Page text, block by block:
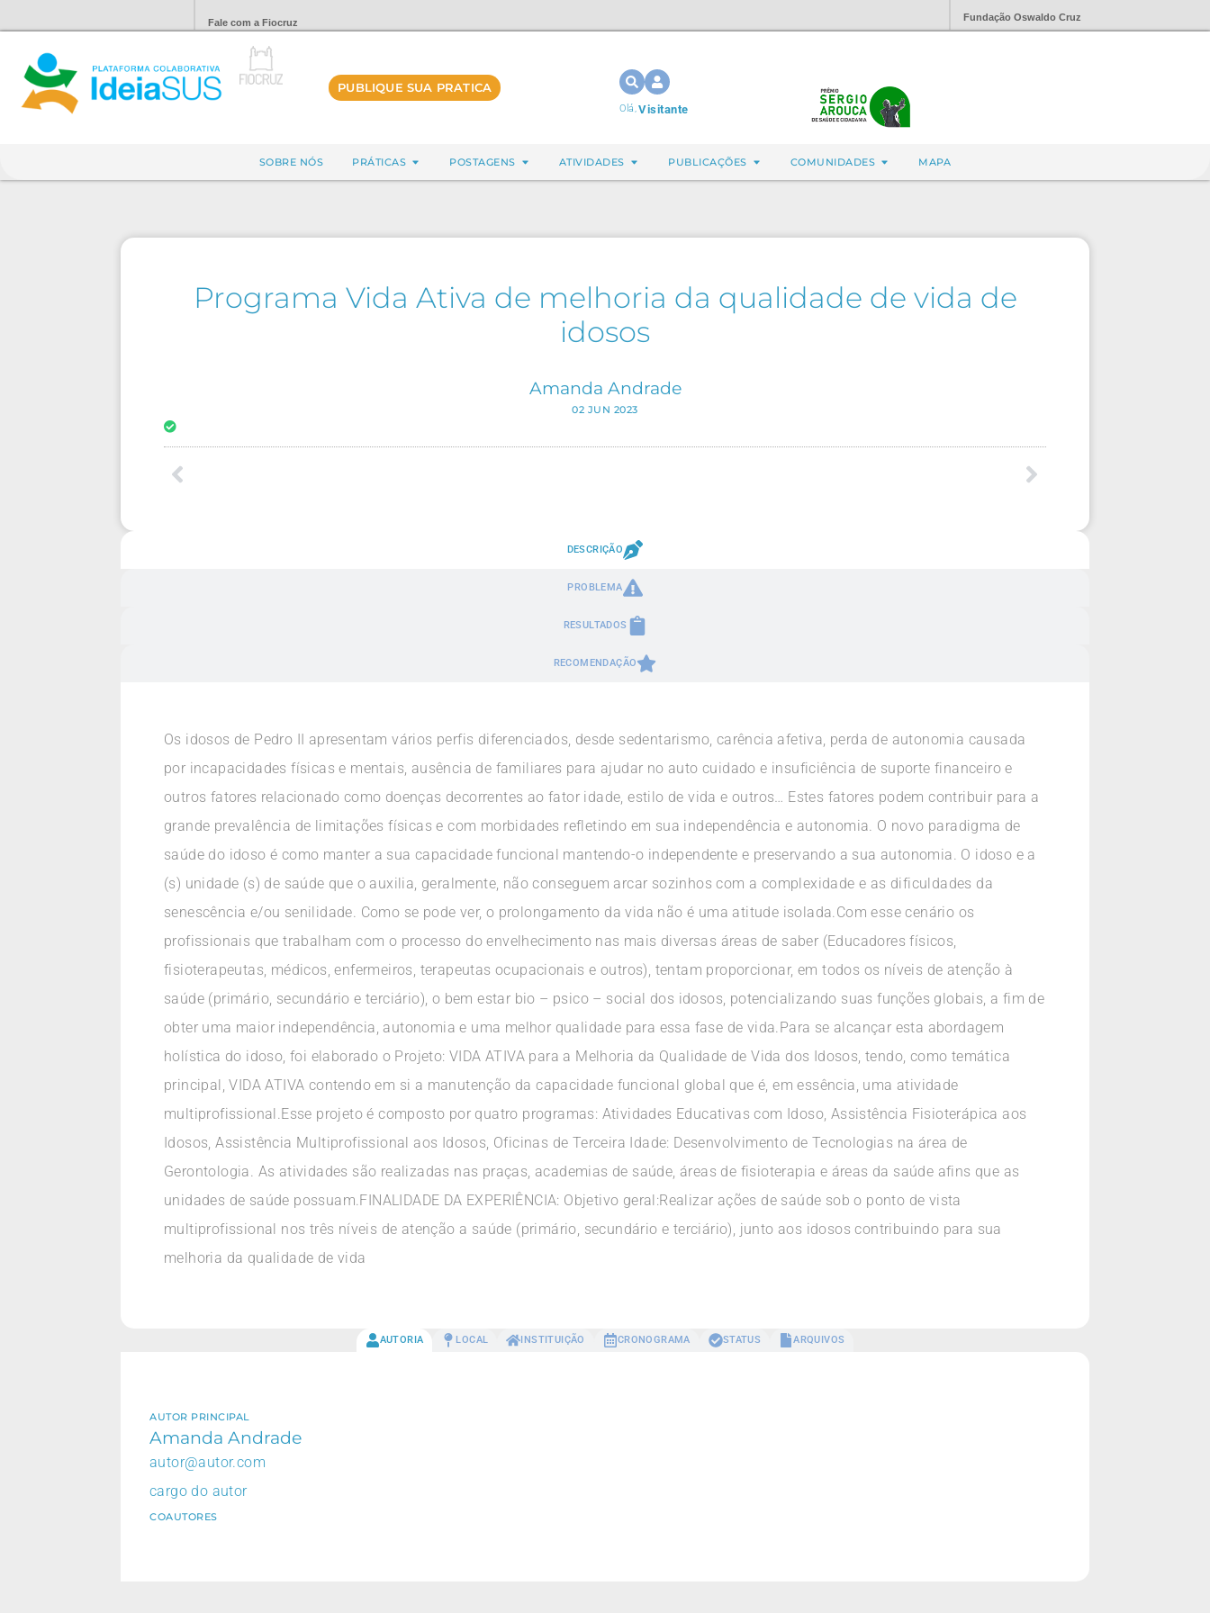
Fale com a Fiocruz Fundação Oswaldo Cruz
PUBLIQUE SUA PRATICA
Olá,Visitante
SOBRE NÓS PRÁTICAS POSTAGENS ATIVIDADES PUBLICAÇÕES COMUNIDADES MAPA
Programa Vida Ativa de melhoria da qualidade de vida de
idosos
Amanda Andrade
02 JUN 2023
DESCRIÇÃO
PROBLEMA
RESULTADOS
RECOMENDAÇÃO
Os idosos de Pedro II apresentam vários perfis diferenciados, desde sedentarismo, carência afetiva, perda de autonomia causada
por incapacidades físicas e mentais, ausência de familiares para ajudar no auto cuidado e insuficiência de suporte financeiro e
outros fatores relacionado como doenças decorrentes ao fator idade, estilo de vida e outros… Estes fatores podem contribuir para a
grande prevalência de limitações físicas e com morbidades refletindo em sua independência e autonomia. O novo paradigma de
saúde do idoso é como manter a sua capacidade funcional mantendo-o independente e preservando a sua autonomia. O idoso e a
(s) unidade (s) de saúde que o auxilia, geralmente, não conseguem arcar sozinhos com a complexidade e as dificuldades da
senescência e/ou senilidade. Como se pode ver, o prolongamento da vida não é uma atitude isolada.Com esse cenário os
profissionais que trabalham com o processo do envelhecimento nas mais diversas áreas de saber (Educadores físicos,
fisioterapeutas, médicos, enfermeiros, terapeutas ocupacionais e outros), tentam proporcionar, em todos os níveis de atenção à
saúde (primário, secundário e terciário), o bem estar bio – psico – social dos idosos, potencializando suas funções globais, a fim de
obter uma maior independência, autonomia e uma melhor qualidade para essa fase de vida.Para se alcançar esta abordagem
holística do idoso, foi elaborado o Projeto: VIDA ATIVA para a Melhoria da Qualidade de Vida dos Idosos, tendo, como temática
principal, VIDA ATIVA contendo em si a manutenção da capacidade funcional global que é, em essência, uma atividade
multiprofissional.Esse projeto é composto por quatro programas: Atividades Educativas com Idoso, Assistência Fisioterápica aos
Idosos, Assistência Multiprofissional aos Idosos, Oficinas de Terceira Idade: Desenvolvimento de Tecnologias na área de
Gerontologia. As atividades são realizadas nas praças, academias de saúde, áreas de fisioterapia e áreas da saúde afins que as
unidades de saúde possuam.FINALIDADE DA EXPERIÊNCIA: Objetivo geral:Realizar ações de saúde sob o ponto de vista
multiprofissional nos três níveis de atenção a saúde (primário, secundário e terciário), junto aos idosos contribuindo para sua
melhoria da qualidade de vida
AUTORIA LOCAL INSTITUIÇÃO CRONOGRAMA STATUS ARQUIVOS
AUTOR PRINCIPAL
Amanda Andrade
autor@autor.com
cargo do autor
COAUTORES